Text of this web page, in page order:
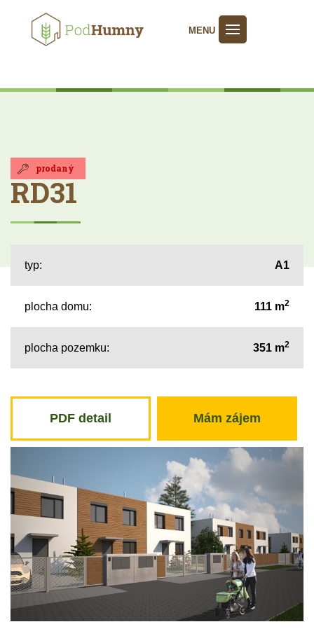
MENU
prodaný
RD31
typ: A1
plocha domu: 111 m2
plocha pozemku: 351 m2
PDF detail Mám zájem